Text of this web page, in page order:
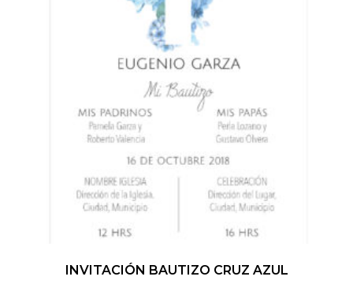
INVITACIÓN BAUTIZO CRUZ AZUL